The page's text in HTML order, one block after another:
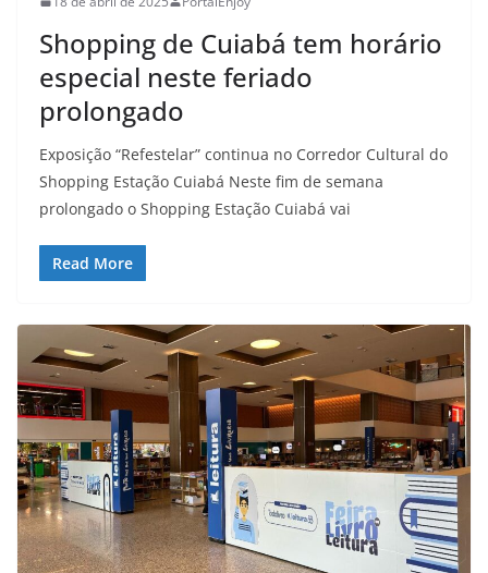
Shopping de Cuiabá tem horário
especial neste feriado
prolongado
Exposição “Refestelar” continua no Corredor Cultural do
Shopping Estação Cuiabá Neste fim de semana
prolongado o Shopping Estação Cuiabá vai
Read More